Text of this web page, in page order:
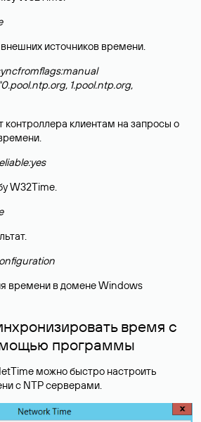
источников времени.
1.pool.ntp.org,
контроллера клиентам на запросы о
W32Time.
времени в домене Windows
время с
программы
можно быстро настроить
с NTP серверами.